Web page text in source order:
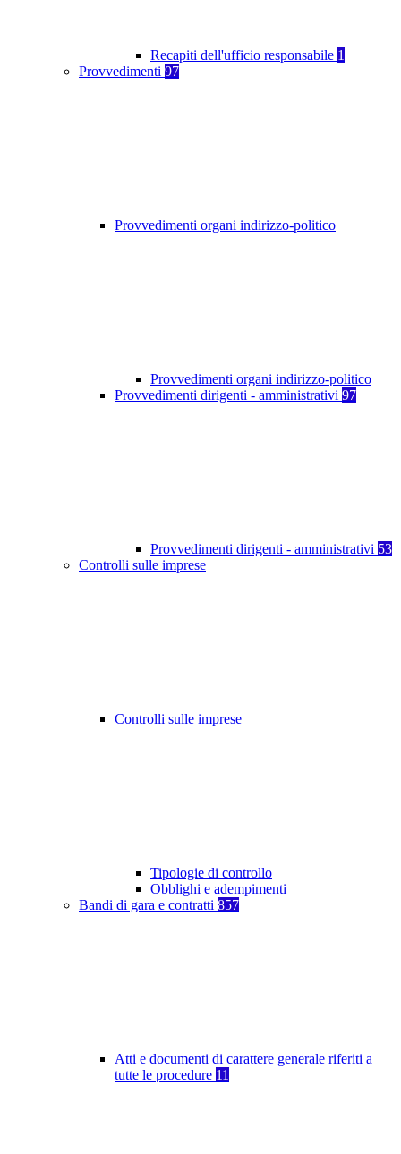
Recapiti dell'ufficio responsabile 1
Provvedimenti 97
Provvedimenti organi indirizzo-politico
Provvedimenti organi indirizzo-politico
Provvedimenti dirigenti - amministrativi 97
Provvedimenti dirigenti - amministrativi 53
Controlli sulle imprese
Controlli sulle imprese
Tipologie di controllo
Obblighi e adempimenti
Bandi di gara e contratti 857
Atti e documenti di carattere generale riferiti a
tutte le procedure 11